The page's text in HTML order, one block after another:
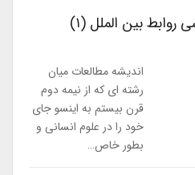
بین الملل (۱)
اندیشه مطالعات میان
رشته ای که از نیمه دوم
قرن بیستم به اینسو جای
خود را در علوم انسانی و
بطور خاص…